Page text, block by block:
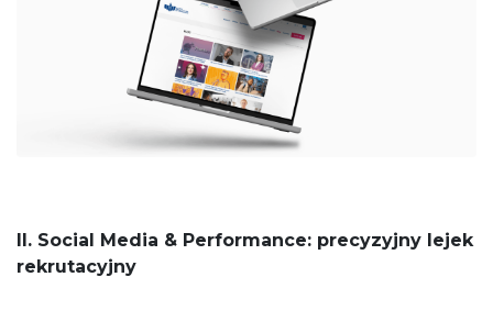
II. Social Media & Performance: precyzyjny lejek
rekrutacyjny